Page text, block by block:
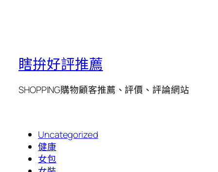
瞎拚好評推薦
SHOPPING購物顧客推薦、評價、評論網站
Uncategorized
健康
女包